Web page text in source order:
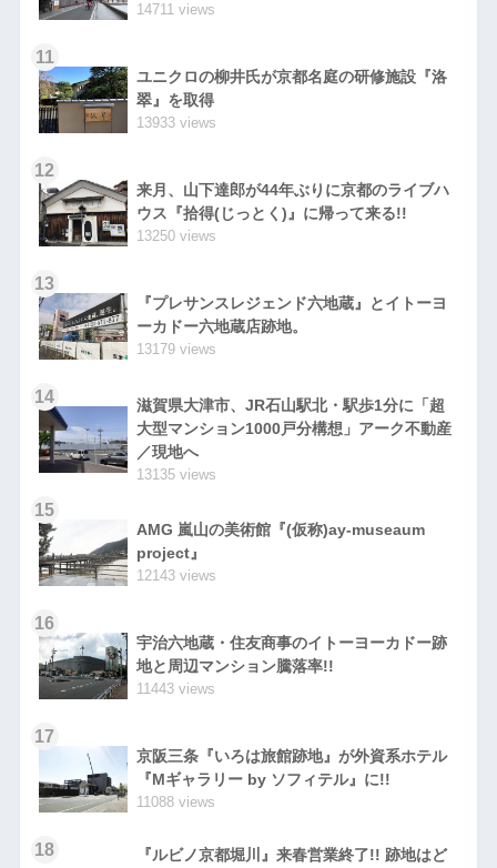
14711 views
11
ユニクロの柳井氏が京都名庭の研修施設『洛
翠』を取得
13933 views
12
来月、山下達郎が44年ぶりに京都のライブハ
ウス『拾得(じっとく)』に帰って来る!!
13250 views
13
『プレサンスレジェンド六地蔵』とイトーヨ
ーカドー六地蔵店跡地。
13179 views
14
滋賀県大津市、JR石山駅北・駅歩1分に「超
大型マンション1000戸分構想」アーク不動産
／現地へ
13135 views
15
AMG 嵐山の美術館『(仮称)ay-museaum
project』
12143 views
16
宇治六地蔵・住友商事のイトーヨーカドー跡
地と周辺マンション騰落率!!
11443 views
17
京阪三条『いろは旅館跡地』が外資系ホテル
『Mギャラリー by ソフィテル』に!!
11088 views
18
『ルビノ京都堀川』来春営業終了!! 跡地はど